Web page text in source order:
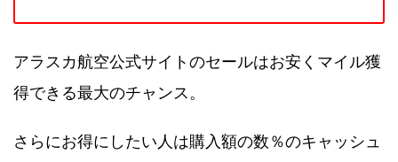
アラスカ航空公式サイトのセールはお安くマイル獲
得できる最大のチャンス。
さらにお得にしたい人は購入額の数％のキャッシュ